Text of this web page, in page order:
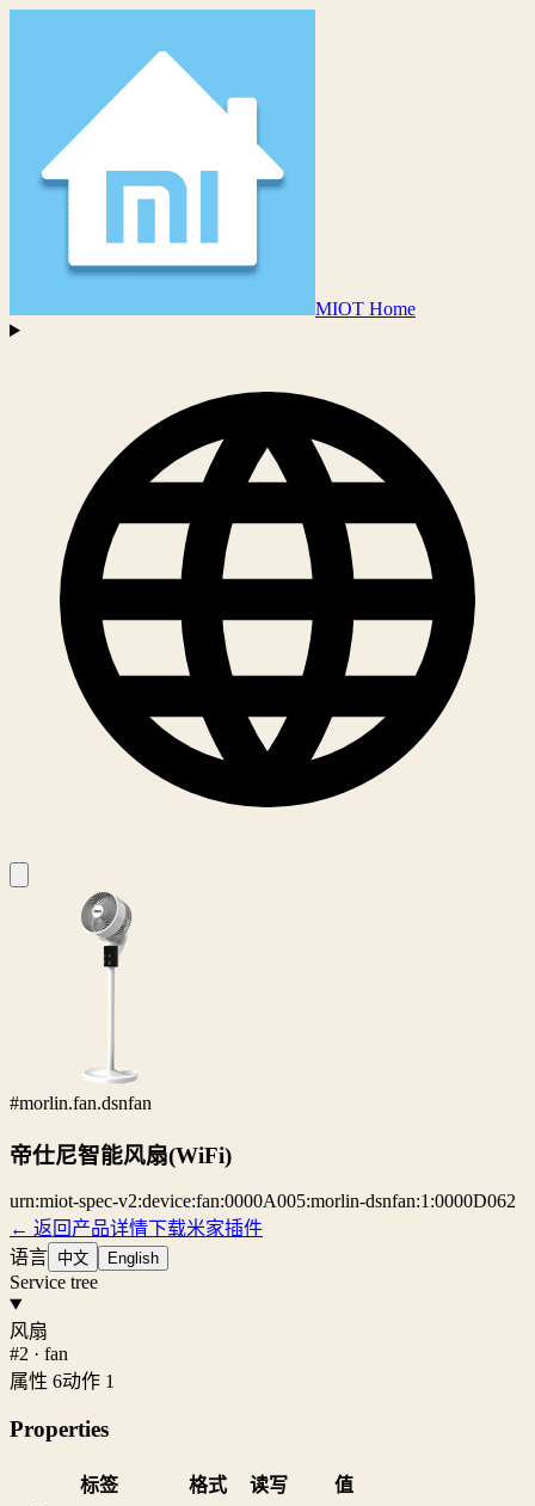
MIOT Home
#morlin.fan.dsnfan
帝仕尼智能风扇(WiFi)
urn:miot-spec-v2:device:fan:0000A005:morlin-dsnfan:1:0000D062
← 返回产品详情下载米家插件
语言 中文 English
Service tree
风扇
#2 · fan
属性 6动作 1
Properties
标签 格式 读写
值